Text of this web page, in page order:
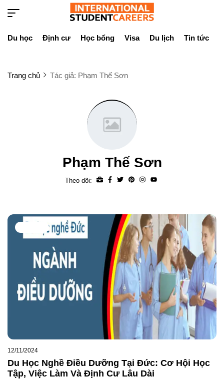
Du học Định cư Học bổng Visa Du lịch Tin tức
Trang chủ Tác giả: Phạm Thế Sơn
Phạm Thế Sơn
Theo dõi:
12/11/2024
Du Học Nghề Điều Dưỡng Tại Đức: Cơ Hội Học
Tập, Việc Làm Và Định Cư Lâu Dài